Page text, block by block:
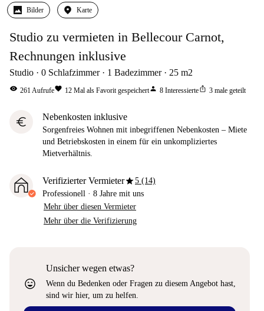
Bilder Karte
Studio zu vermieten in Bellecour Carnot,
Rechnungen inklusive
Studio 0 Schlafzimmer 1 Badezimmer 25 m2
visibility 261Aufrufefavorite 12 Mal als Favorit gespeichertperson 8 Interessierteios_share 3 male geteilt
euro Nebenkosten inklusive
Sorgenfreies Wohnen mit inbegriffenen Nebenkosten – Miete
und Betriebskosten in einem für ein unkompliziertes
Mietverhältnis.
Verifizierter Vermieterstar5 (14)
Professionell · 8 Jahre mit uns
Mehr über diesen Vermieter
Mehr über die Verifizierung
sentiment_very_satisfied
Unsicher wegen etwas?
Wenn du Bedenken oder Fragen zu diesem Angebot hast,
sind wir hier, um zu helfen.